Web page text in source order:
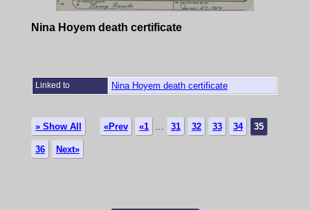
Nina Hoyem death certificate
Linked to Nina Hoyem death certificate
» Show All «Prev «1 31 32 33 34 35
36 Next»